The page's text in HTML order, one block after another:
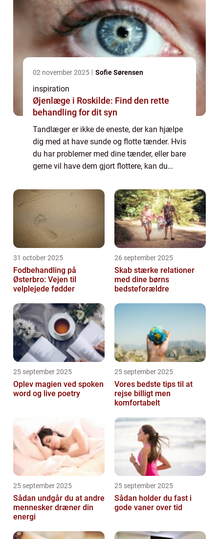
02 november 2025 Sofie Sørensen
inspiration
Øjenlæge i Roskilde: Find den rette
behandling for dit syn
Tandlæger er ikke de eneste, der kan hjælpe
dig med at have sunde og flotte tænder. Hvis
du har problemer med dine tænder, eller bare
gerne vil have dem gjort flottere, kan du
udfører forskellige opgaver alt...
31 october 2025
Fodbehandling på
Østerbro: Vejen til
velplejede fødder
26 september 2025
Skab stærke relationer
med dine børns
bedsteforældre
25 september 2025
Oplev magien ved spoken
word og live poetry
25 september 2025
Vores bedste tips til at
rejse billigt men
komfortabelt
25 september 2025
Sådan undgår du at andre
mennesker dræner din
energi
25 september 2025
Sådan holder du fast i
gode vaner over tid